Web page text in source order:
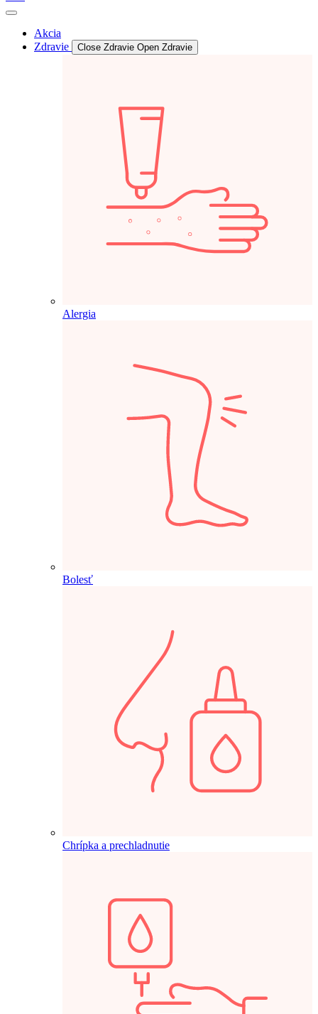
Akcia
Zdravie
Close Zdravie Open Zdravie
Alergia
Bolesť
Chrípka a prechladnutie